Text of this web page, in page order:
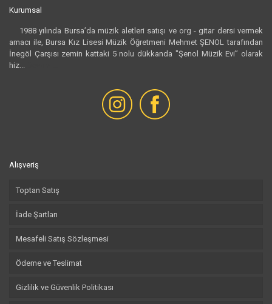
Kurumsal
1988 yılında Bursa’da müzik aletleri satışı ve org - gitar dersi vermek
amacı ile, Bursa Kız Lisesi Müzik Öğretmeni Mehmet ŞENOL tarafından
İnegöl Çarşısı zemin kattaki 5 nolu dükkanda "Şenol Müzik Evi” olarak
hiz...
Alışveriş
Toptan Satış
İade Şartları
Mesafeli Satış Sözleşmesi
Ödeme ve Teslimat
Gizlilik ve Güvenlik Politikası